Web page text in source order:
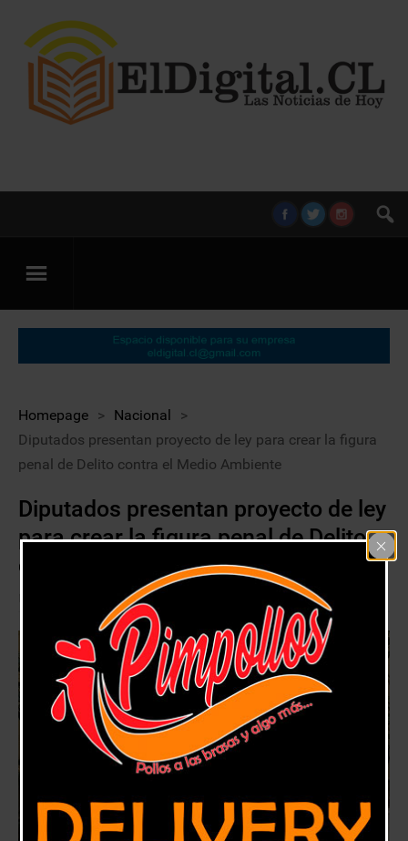
Homepage > Nacional
>
Diputados presentan proyecto de ley para crear la figura
penal de Delito contra el Medio Ambiente
Diputados presentan proyecto de ley
para crear la figura penal de Delito
contra el Medio Ambiente
10 septiembre, 2018